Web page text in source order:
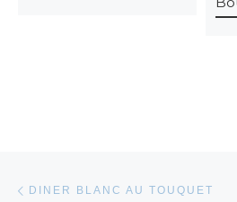
DINER BLANC AU TOUQUET